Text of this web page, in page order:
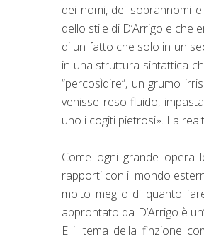
dei nomi, dei soprannomi
dello stile di D’Arrigo e che
di un fatto che solo in un
in una struttura sintattica
“percosìdire”, un grumo
venisse reso fluido,
uno i cogiti pietrosi». La
Come ogni grande opera
rapporti con il mondo
molto meglio di quanto
approntato da D’Arrigo è
E il tema della finzione